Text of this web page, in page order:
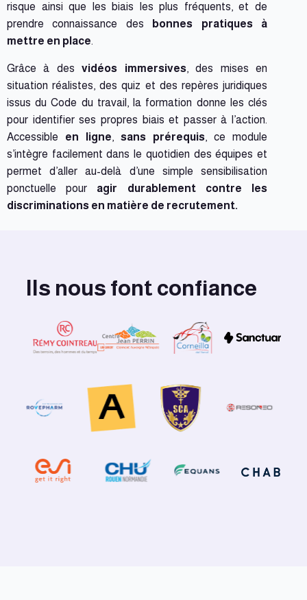
risque ainsi que les biais les plus fréquents, et de
prendre connaissance des
bonnes pratiques à
mettre en place.
Grâce à desvidéos immersives, des mises en
situation réalistes, des quiz et des repères juridiques
issus du Code du travail, la formation donne les clés
pour identifier ses propres biais et passer à l’action.
Accessible en ligne, sans prérequis, ce module
s’intègre facilement dans le quotidien des équipes et
permet d’aller au-delà d’une simple sensibilisation
ponctuelle pour agir durablement contre les
discriminations en matière de recrutement.
Ils nous font confiance